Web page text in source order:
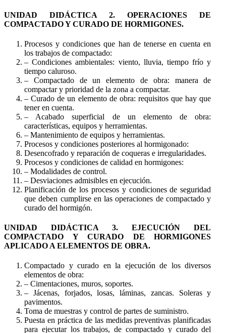
UNIDAD DIDÁCTICA 2. OPERACIONES DE
COMPACTADO Y CURADO DE HORMIGONES.
Procesos y condiciones que han de tenerse en cuenta en
los trabajos de compactado:
– Condiciones ambientales: viento, lluvia, tiempo frío y
tiempo caluroso.
– Compactado de un elemento de obra: manera de
compactar y prioridad de la zona a compactar.
– Curado de un elemento de obra: requisitos que hay que
tener en cuenta.
– Acabado superficial de un elemento de obra:
características, equipos y herramientas.
– Mantenimiento de equipos y herramientas.
Procesos y condiciones posteriores al hormigonado:
Desencofrado y reparación de coqueras e irregularidades.
Procesos y condiciones de calidad en hormigones:
– Modalidades de control.
– Desviaciones admisibles en ejecución.
Planificación de los procesos y condiciones de seguridad
que deben cumplirse en las operaciones de compactado y
curado del hormigón.
UNIDAD DIDÁCTICA 3. EJECUCIÓN DEL
COMPACTADO Y CURADO DE HORMIGONES
APLICADO A ELEMENTOS DE OBRA.
Compactado y curado en la ejecución de los diversos
elementos de obra:
– Cimentaciones, muros, soportes.
– Jácenas, forjados, losas, láminas, zancas. Soleras y
pavimentos.
Toma de muestras y control de partes de suministro.
Puesta en práctica de las medidas preventivas planificadas
para ejecutar los trabajos, de compactado y curado del